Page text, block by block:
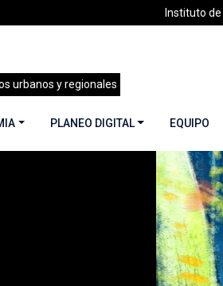
Instituto
urbanos y regionales
PLANEO DIGITAL EQUIPO
VOL. 1: DISEÑANDO